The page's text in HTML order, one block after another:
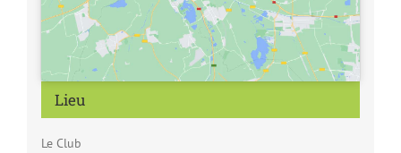
Lieu
Le Club